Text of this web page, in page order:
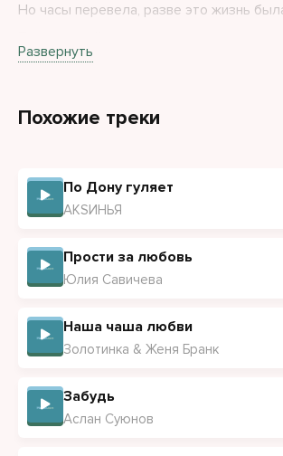
Но часы перевела, разве это жизнь
Развернуть
Похожие треки
По Дону гуляет
АКSИНЬЯ
Прости за любовь
Юлия Савичева
Наша чаша любви
Золотинка & Женя Бранк
Забудь
Аслан Суюнов